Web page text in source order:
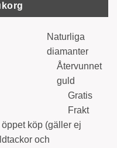
Naturliga
diamanter
Återvunnet
guld
Gratis
Frakt
öppet köp (gäller ej
och